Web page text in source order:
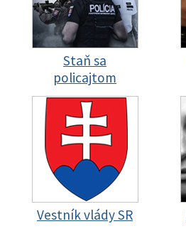
Staň sa
policajtom
Vestník vlády SR